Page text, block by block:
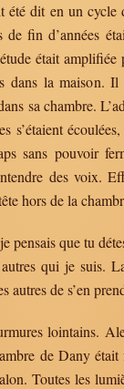
été dit en un cycle
fin d’années
était amplifiée
dans la maison.
sa chambre.
s’étaient
sans pouvoir
des voix.
hors de la
pensais que tu
qui je suis.
autres de s’en
lointains.
de Dany était
Toutes les